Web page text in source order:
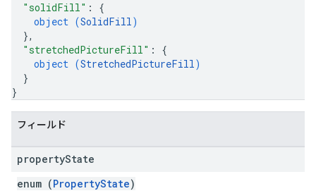
"solidFill" : {
object (SolidFill)
},
"stretchedPictureFill" : {
object (StretchedPictureFill)
}
}
フィールド
propertyState
enum (PropertyState)